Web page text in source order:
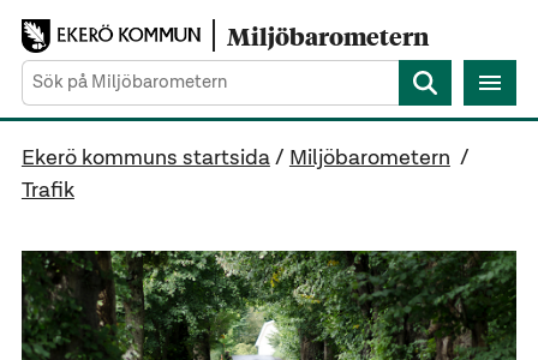
Gå direkt till sidans innehåll
Miljöbarometern
Sök
Ekerö kommuns startsida / Miljöbarometern /
Trafik